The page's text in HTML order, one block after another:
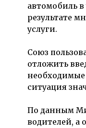
автомобиль
результате
услуги.
Союз
отложить
необходимые
ситуация
По данным
водителей, а